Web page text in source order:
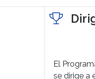
El
se dirige a